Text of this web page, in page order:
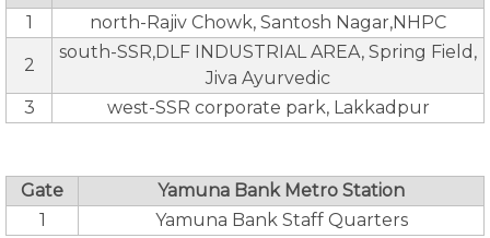
1
north-Rajiv Chowk, Santosh Nagar,NHPC
2
south-SSR,DLF INDUSTRIAL AREA, Spring Field,
Jiva Ayurvedic
3
west-SSR corporate park, Lakkadpur
Gate
Yamuna Bank Metro Station
1
Yamuna Bank Staff Quarters